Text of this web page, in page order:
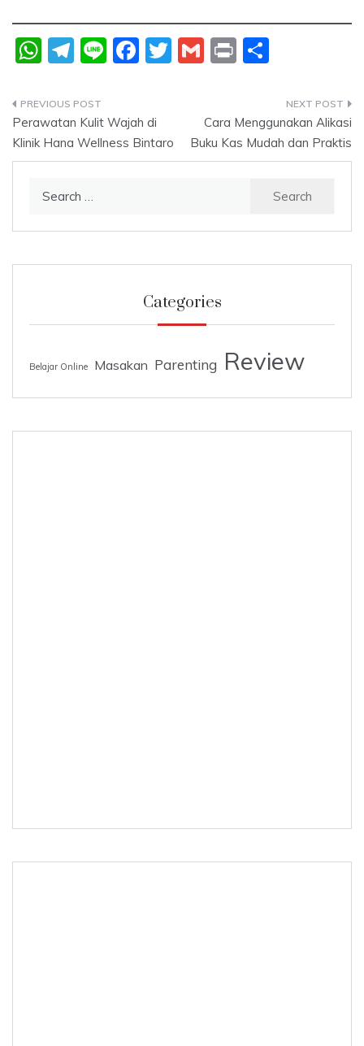
W
at
s
A
p
T
e
gr
a
Li F
e
b
k
T
G
l
P
ar
e
Post
navigation
Perawatan Kulit Wajah di
Klinik Hana Wellness Bintaro
Cara Menggunakan Alikasi
Buku Kas Mudah dan Praktis
Categories
Belajar Online Masakan Parenting Review